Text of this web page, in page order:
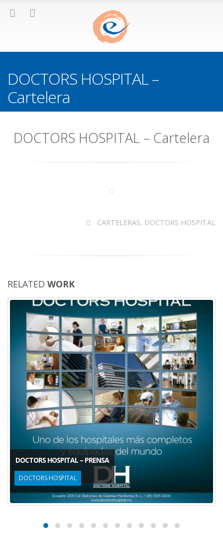
DOCTORS HOSPITAL –
Cartelera
DOCTORS HOSPITAL – Cartelera
CARTELERAS, DOCTORS HOSPITAL
RELATED WORK
DOCTORS HOSPITAL – PRENSA
DOCTORS HOSPITAL